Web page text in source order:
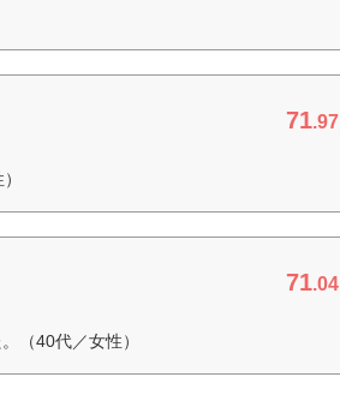
71.97
71.04
（40代／女性）